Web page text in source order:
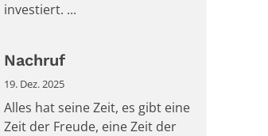
investiert. ...
Nachruf
19. Dez. 2025
Alles hat seine Zeit, es gibt eine
Zeit der Freude, eine Zeit der